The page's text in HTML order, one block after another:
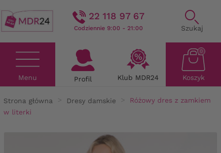
22 118 97 67
Codziennie 9:00 - 21:00 Szukaj
Menu Profil Klub MDR24 Koszyk
0
Strona główna Dresy damskie
Różowy dres z zamkiem
w literki